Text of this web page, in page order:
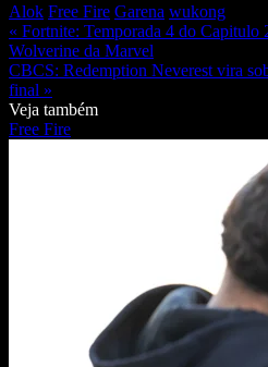
Alok Free Fire Garena wukong
« Fortnite: Temporada 4 do Capitulo
Wolverine da Marvel
CBCS: Redemption Neverest vira
final »
Veja também
Free Fire